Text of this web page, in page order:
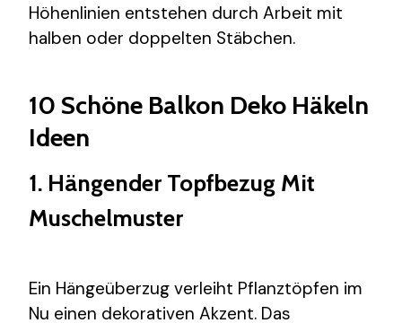
Höhenlinien entstehen durch Arbeit mit
halben oder doppelten Stäbchen.
10 Schöne Balkon Deko Häkeln
Ideen
1. Hängender Topfbezug Mit
Muschelmuster
Ein Hängeüberzug verleiht Pflanztöpfen im
Nu einen dekorativen Akzent. Das